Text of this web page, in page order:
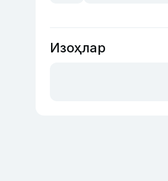
Изоҳлар